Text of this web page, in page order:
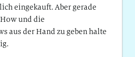
eingekauft. Aber gerade
und die
aus der Hand zu geben halte